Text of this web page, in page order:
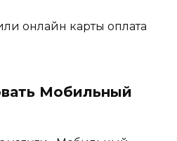
онлайн карты оплата
Мобильный